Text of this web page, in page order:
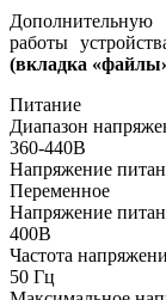
работы
(вкладка
Питание
Диапазон
360-440В
Напряжение
Переменное
Напряжение
400В
Частота
50 Гц